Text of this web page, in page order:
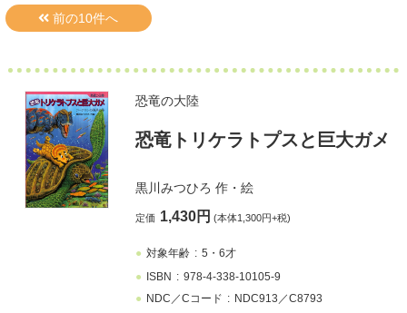
恐竜の大陸
恐竜トリケラトプスと巨大ガメ
黒川みつひろ 作・絵
定価 1,430円 (本体1,300円+税)
対象年齢
5・6才
ISBN
978-4-338-10105-9
NDC／Cコード
NDC913／C8793